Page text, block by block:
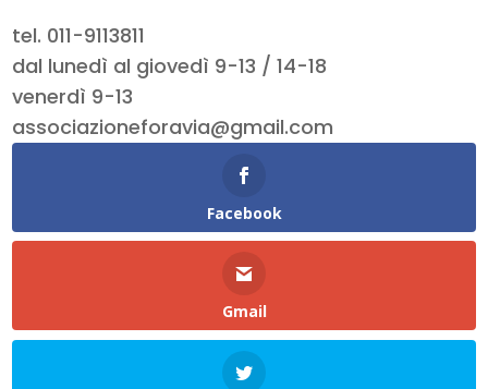
tel. 011-9113811
dal lunedì al giovedì 9-13 / 14-18
venerdì 9-13
associazioneforavia@gmail.com
Facebook
Gmail